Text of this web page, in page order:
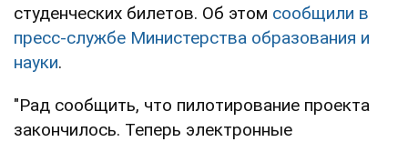
студенческих билетов. Об этом сообщили в
пресс-службе Министерства образования и
науки.
"Рад сообщить, что пилотирование проекта
закончилось. Теперь электронные